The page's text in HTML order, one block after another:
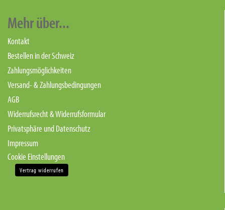
Mehr über...
Kontakt
Bestellen in der Schweiz
Zahlungsmöglichkeiten
Versand- & Zahlungsbedingungen
AGB
Widerrufsrecht & Widerrufsformular
Privatsphäre und Datenschutz
Impressum
Cookie Einstellungen
Vertrag widerrufen